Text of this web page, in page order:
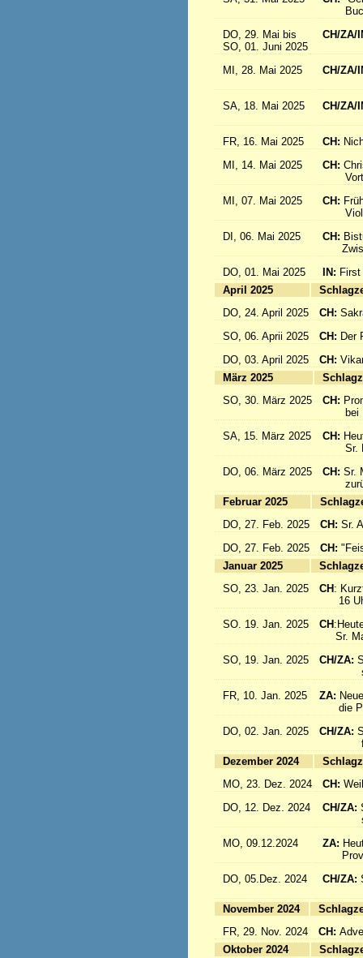
DO, 29. Mai bis
SO, 01. Juni 2025
CH/ZA/
MI, 28. Mai 2025
CH/ZA/
SA, 18. Mai 2025
CH/ZA/
FR, 16. Mai 2025
CH:
MI, 14. Mai 2025
CH:
MI, 07. Mai 2025
CH:
DI, 06. Mai 2025
CH:
DO, 01. Mai 2025
IN:
April 2025
DO, 24. April 2025
CH:
SO, 06. Aprii 2025
CH: Der
DO, 03. April 2025
CH:
März 2025
SO, 30. März 2025
CH:
bei
SA, 15. März 2025
CH:
Sr.
DO, 06. März 2025
CH: Sr.
Februar 2025
DO, 27. Feb. 2025
CH: Sr.
DO, 27. Feb. 2025
CH:
Januar 2025
SO, 23. Jan. 2025
CH :
16
SO. 19. Jan. 2025
CH
Sr.
SO, 19. Jan. 2025
CH/ZA:
sind
FR, 10. Jan. 2025
ZA:
die
DO, 02. Jan. 2025
CH/ZA:
Dezember 2024
MO, 23. Dez. 2024
CH:
DO, 12. Dez. 2024
CH/ZA:
MO, 09.12.2024
ZA:
DO, 05.Dez. 2024
CH/ZA:
November 2024
FR, 29. Nov. 2024
CH:
Oktober 2024